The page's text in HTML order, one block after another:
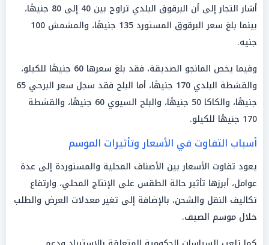
أشار التجار إلى أن البرقوق البلدي تراوح بين 40 إلى 80 جنيهًا،
بينما بلغ سعر البرقوق المستورد 135 جنيهًا، والمشمش 100
جنيه.
وفيما يخص المانجو الصديقة، فقد بلغ سعرها 60 جنيهًا للكيلو،
والقشطة البلدي 170 جنيهًا، أما البلح فقد سجل سعر البرحي 65
جنيهًا، والكاكا 50 جنيهًا، والبلح السيوي 60 جنيهًا، والقشطة
170 جنيهًا للكيلو.
أسباب التفاوت في الأسعار وتأثيرات الموسم
يعود تفاوت الأسعار بين الأصناف المحلية والمستوردة إلى عدة
عوامل، أبرزها تأثير حالة الطقس على الإنتاج المحلي، وارتفاع
تكاليف النقل والشحن، بالإضافة إلى تغير معدلات العرض والطلب
خلال موسم الصيف.